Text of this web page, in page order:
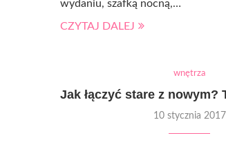
wydaniu, szafką nocną,…
CZYTAJ DALEJ
wnętrza
Jak łączyć stare z nowym?
10 stycznia 2017